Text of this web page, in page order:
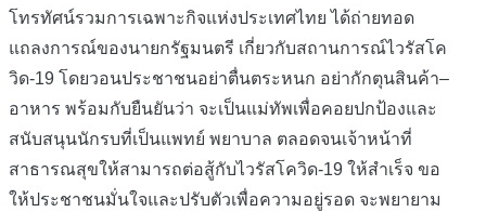
โทรทัศน์รวมการเฉพาะกิจแห่งประเทศไทย ได้ถ่ายทอด
แถลงการณ์ของนายกรัฐมนตรี เกี่ยวกับสถานการณ์ไวรัสโค
วิด-19 โดยวอนประชาชนอย่าตื่นตระหนก อย่ากักตุนสินค้า–
อาหาร พร้อมกับยืนยันว่า จะเป็นแม่ทัพเพื่อคอยปกป้องและ
สนับสนุนนักรบที่เป็นแพทย์ พยาบาล ตลอดจนเจ้าหน้าที่
สาธารณสุขให้สามารถต่อสู้กับไวรัสโควิด-19 ให้สำเร็จ ขอ
ให้ประชาชนมั่นใจและปรับตัวเพื่อความอยู่รอด จะพยายาม